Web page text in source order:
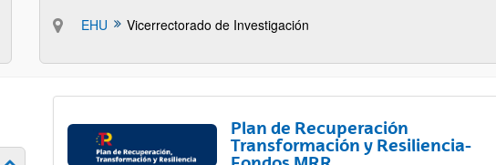
EHU Vicerrectorado de Investigación
Mostrar/ocultar subpáginas
Plan de Recuperación
Transformación y Resiliencia-